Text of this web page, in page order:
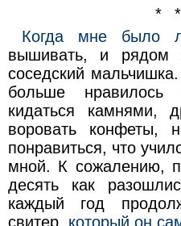
*
Когда мне было
вышивать, и рядом
соседский
больше
кидаться камнями,
воровать конфеты,
понравиться, что
мной. К сожалению,
десять как
каждый год
свитер, который он